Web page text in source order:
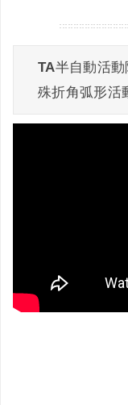
TA半自動活
殊折角弧形活